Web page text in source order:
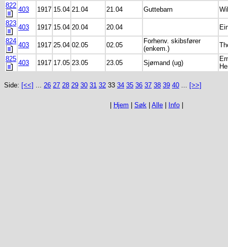
822
403 1917 15.04 21.04 21.04 Guttebarn
823
403 1917 15.04 20.04 20.04
824
403 1917 25.04 02.05 02.05
Forhenv. skibsfører
(enkem.)
825
403 1917 17.05 23.05 23.05 Sjømand (ug)
Side: [<<] ... 26 27 28 29 30 31 32 33 34 35 36 37 38 39 40 ... [>>]
Hjem Søk Alle Info